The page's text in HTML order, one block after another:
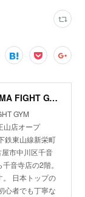
ブラジリアン柔術道場 ALMA FIGHT GYM HOMIES(ホーミーズ)
GYM
山店オープ
鉄東山線新栄町
市中川区千音
音寺店の2階。
。 日本トップの
心者でも丁寧な